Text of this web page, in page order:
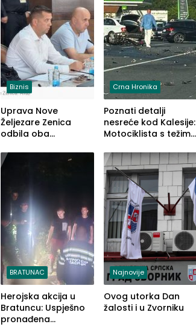
Biznis
Uprava Nove
Željezare Zenica
odbila oba
FBiH: Ustrajni da je
stečaj jedino rješenje
Crna Hronika
Poznati detalji
nesreće kod Kalesije:
Motociklista s težim,
lakšim povredama
BRATUNAC
Herojska akcija u
Bratuncu: Uspješno
pronađena
Najnovije
Ovog utorka Dan
žalosti i u Zvorniku